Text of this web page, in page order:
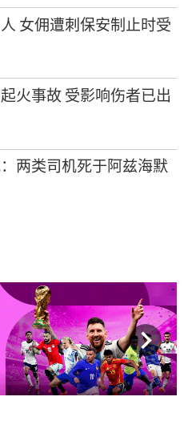
女佣遭刺保安制止时受
火事故 受影响伤者已出
两类司机死于阿兹海默